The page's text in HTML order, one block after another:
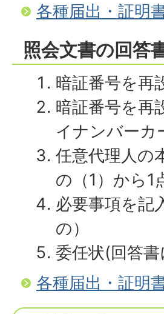
各種届出・証明
照会文書の回答
暗証番号を再
暗証番号を再
イナンバーカ
任意代理人の
の（1）から1
必要事項を記
の）
委任状(回答
各種届出・証明